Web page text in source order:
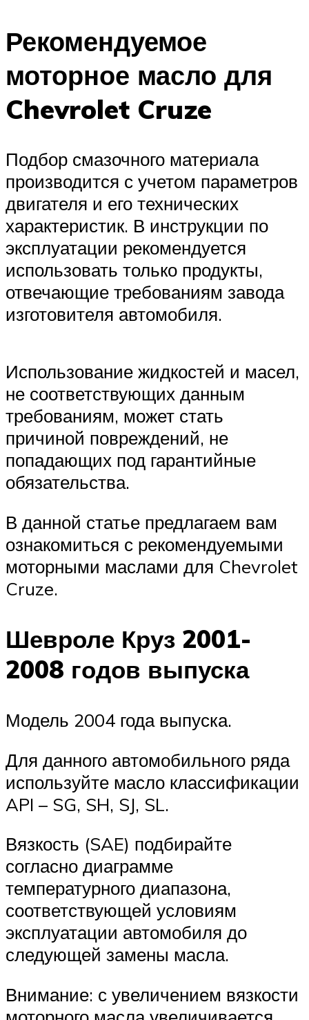
Рекомендуемое
моторное масло для
Chevrolet Cruze
Подбор смазочного материала
производится с учетом параметров
двигателя и его технических
характеристик. В инструкции по
эксплуатации рекомендуется
использовать только продукты,
отвечающие требованиям завода
изготовителя автомобиля.
Использование жидкостей и масел,
не соответствующих данным
требованиям, может стать
причиной повреждений, не
попадающих под гарантийные
обязательства.
В данной статье предлагаем вам
ознакомиться с рекомендуемыми
моторными маслами для Chevrolet
Cruze.
Шевроле Круз 2001-
2008 годов выпуска
Модель 2004 года выпуска.
Для данного автомобильного ряда
используйте масло классификации
API – SG, SH, SJ, SL.
Вязкость (SAE) подбирайте
согласно диаграмме
температурного диапазона,
соответствующей условиям
эксплуатации автомобиля до
следующей замены масла.
Внимание: с увеличением вязкости